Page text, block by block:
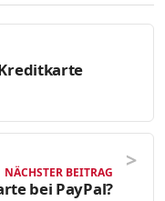
NÄCHSTER BEITRAG
bei PayPal?